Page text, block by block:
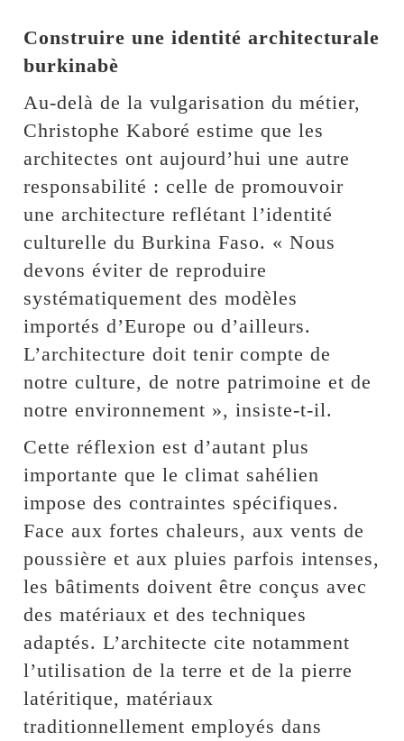
Construire une identité architecturale
burkinabè
Au-delà de la vulgarisation du métier,
Christophe Kaboré estime que les
architectes ont aujourd’hui une autre
responsabilité : celle de promouvoir
une architecture reflétant l’identité
culturelle du Burkina Faso. « Nous
devons éviter de reproduire
systématiquement des modèles
importés d’Europe ou d’ailleurs.
L’architecture doit tenir compte de
notre culture, de notre patrimoine et de
notre environnement », insiste-t-il.
Cette réflexion est d’autant plus
importante que le climat sahélien
impose des contraintes spécifiques.
Face aux fortes chaleurs, aux vents de
poussière et aux pluies parfois intenses,
les bâtiments doivent être conçus avec
des matériaux et des techniques
adaptés. L’architecte cite notamment
l’utilisation de la terre et de la pierre
latéritique, matériaux
traditionnellement employés dans